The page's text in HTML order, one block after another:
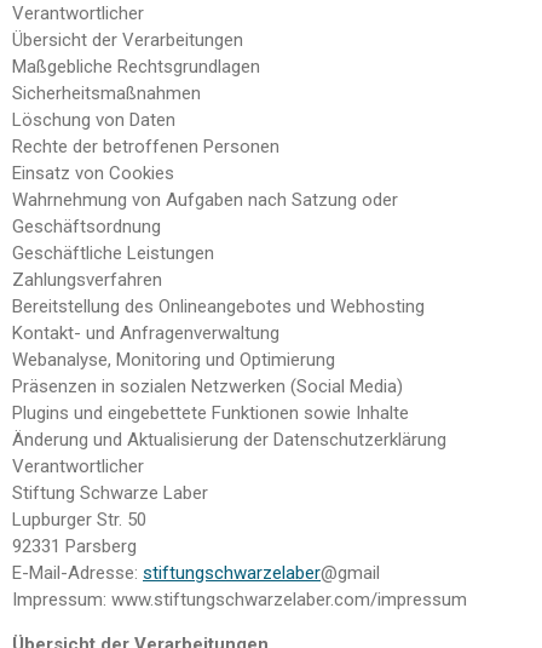
Verantwortlicher
Übersicht der Verarbeitungen
Maßgebliche Rechtsgrundlagen
Sicherheitsmaßnahmen
Löschung von Daten
Rechte der betroffenen Personen
Einsatz von Cookies
Wahrnehmung von Aufgaben nach Satzung oder
Geschäftsordnung
Geschäftliche Leistungen
Zahlungsverfahren
Bereitstellung des Onlineangebotes und Webhosting
Kontakt- und Anfragenverwaltung
Webanalyse, Monitoring und Optimierung
Präsenzen in sozialen Netzwerken (Social Media)
Plugins und eingebettete Funktionen sowie Inhalte
Änderung und Aktualisierung der Datenschutzerklärung
Verantwortlicher
Stiftung Schwarze Laber
Lupburger Str. 50
92331 Parsberg
E-Mail-Adresse: stiftungschwarzelaber@gmail
Impressum: www.stiftungschwarzelaber.com/impressum